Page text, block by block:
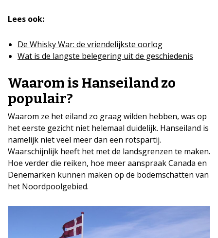
Lees ook:
De Whisky War: de vriendelijkste oorlog
Wat is de langste belegering uit de geschiedenis
Waarom is Hanseiland zo
populair?
Waarom ze het eiland zo graag wilden hebben, was op
het eerste gezicht niet helemaal duidelijk. Hanseiland is
namelijk niet veel meer dan een rotspartij.
Waarschijnlijk heeft het met de landsgrenzen te maken.
Hoe verder die reiken, hoe meer aanspraak Canada en
Denemarken kunnen maken op de bodemschatten van
het Noordpoolgebied.